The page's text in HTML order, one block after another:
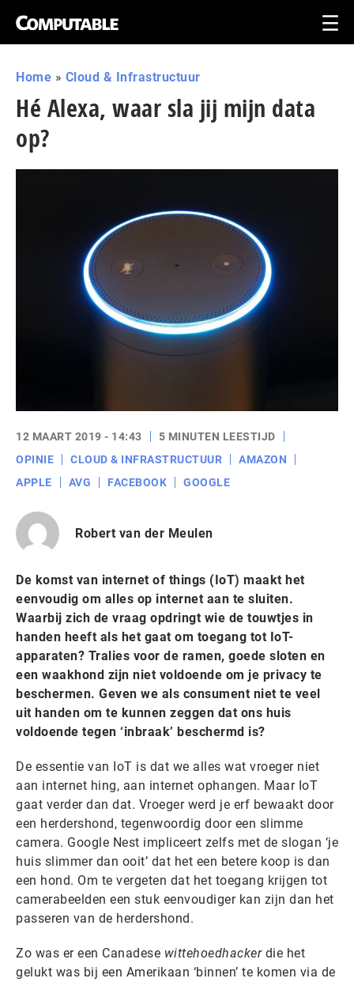
Home » Cloud & Infrastructuur
Hé Alexa, waar sla jij mijn data
op?
12 MAART 2019 - 14:43
5 MINUTEN LEESTIJD
OPINIE
CLOUD & INFRASTRUCTUUR
AMAZON
APPLE
AVG FACEBOOK GOOGLE
Robert van der Meulen
De komst van internet of things (IoT) maakt het
eenvoudig om alles op internet aan te sluiten.
Waarbij zich de vraag opdringt wie de touwtjes in
handen heeft als het gaat om toegang tot IoT-
apparaten? Tralies voor de ramen, goede sloten en
een waakhond zijn niet voldoende om je privacy te
beschermen. Geven we als consument niet te veel
uit handen om te kunnen zeggen dat ons huis
voldoende tegen ‘inbraak’ beschermd is?
De essentie van IoT is dat we alles wat vroeger niet
aan internet hing, aan internet ophangen. Maar IoT
gaat verder dan dat. Vroeger werd je erf bewaakt door
een herdershond, tegenwoordig door een slimme
camera. Google Nest impliceert zelfs met de slogan ‘je
huis slimmer dan ooit’ dat het een betere koop is dan
een hond. Om te vergeten dat het toegang krijgen tot
camerabeelden een stuk eenvoudiger kan zijn dan het
passeren van de herdershond.
Zo was er een Canadese wittehoedhackerdie het
gelukt was bij een Amerikaan ‘binnen’ te komen via de